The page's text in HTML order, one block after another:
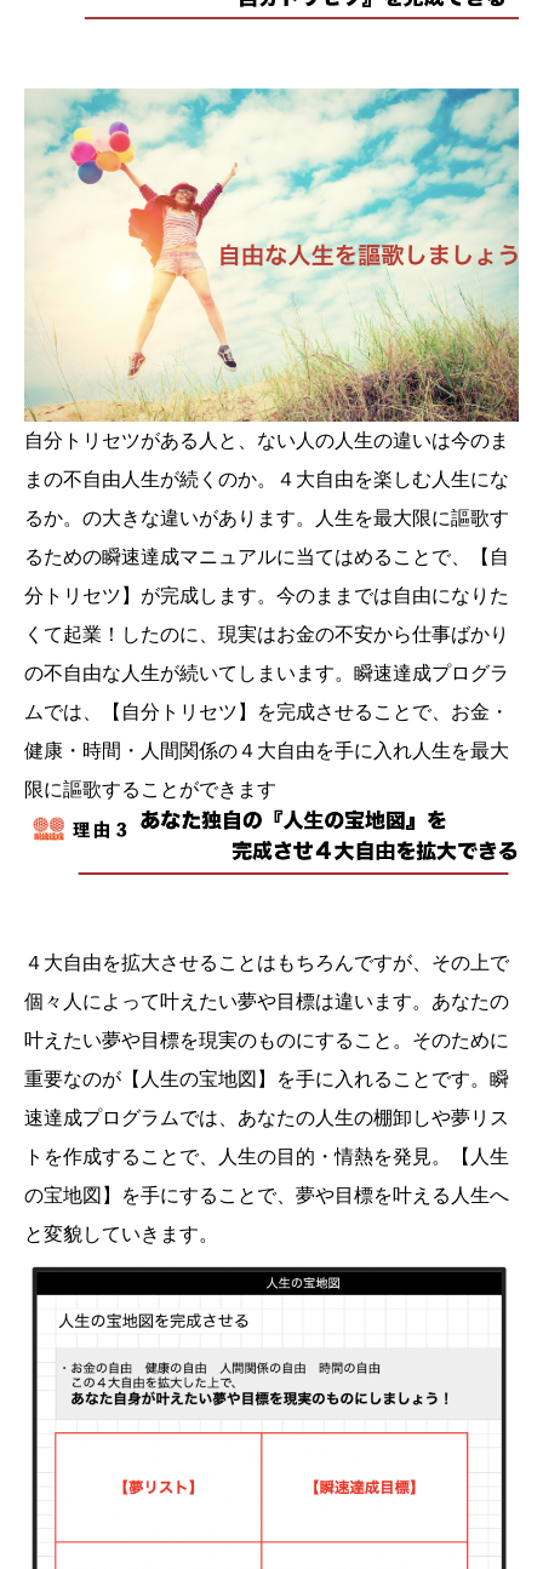
自分トリセツがある人と、ない人の人生の違いは今のま
まの不自由人生が続くのか。４大自由を楽しむ人生にな
るか。の大きな違いがあります。人生を最大限に謳歌す
るための瞬速達成マニュアルに当てはめることで、【自
分トリセツ】が完成します。今のままでは自由になりた
くて起業！したのに、現実はお金の不安から仕事ばかり
の不自由な人生が続いてしまいます。瞬速達成プログラ
ムでは、【自分トリセツ】を完成させることで、お金・
健康・時間・人間関係の４大自由を手に入れ人生を最大
限に謳歌することができます
４大自由を拡大させることはもちろんですが、その上で
個々人によって叶えたい夢や目標は違います。あなたの
叶えたい夢や目標を現実のものにすること。そのために
重要なのが【人生の宝地図】を手に入れることです。瞬
速達成プログラムでは、あなたの人生の棚卸しや夢リス
トを作成することで、人生の目的・情熱を発見。【人生
の宝地図】を手にすることで、夢や目標を叶える人生へ
と変貌していきます。